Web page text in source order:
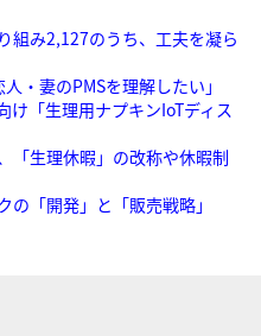
組み2,127のうち、工夫を凝ら
・妻のPMSを理解したい」
け「生理用ナプキンIoTディス
「生理休暇」の改称や休暇制
の「開発」と「販売戦略」